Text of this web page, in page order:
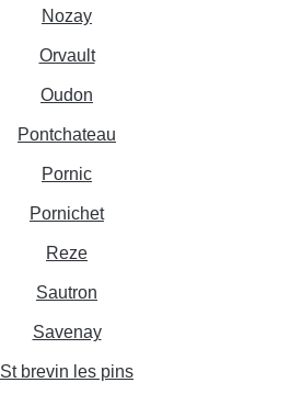
Nozay
Orvault
Oudon
Pontchateau
Pornic
Pornichet
Reze
Sautron
Savenay
St brevin les pins